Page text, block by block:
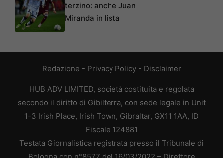
terzino: anche Juan
Miranda in lista
Redazione - Privacy Policy- Disclaimer
HUB ADV LIMITED, società costituita e regolata
secondo il diritto di Gibilterra, con sede legale in Unit
1-3 Irish Place, Irish Town, Gibraltar, GX11 1AA, ID
Fiscale 124881
Testata Giornalistica registrata presso il Tribunale di